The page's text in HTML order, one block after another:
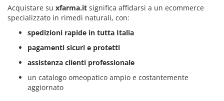
Acquistare su xfarma.it significa affidarsi a un ecommerce
specializzato in rimedi naturali, con:
spedizioni rapide in tutta Italia
pagamenti sicuri e protetti
assistenza clienti professionale
un catalogo omeopatico ampio e costantemente
aggiornato